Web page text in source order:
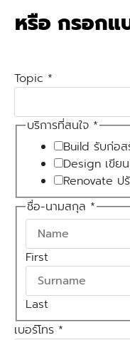
หรือ กรอกแ
Topic *
บริการที่สนใจ *
Build รับก่อส
Design เขีย
Renovate ป
ชื่อ-นามสกุล *
First
Last
เบอร์โทร *